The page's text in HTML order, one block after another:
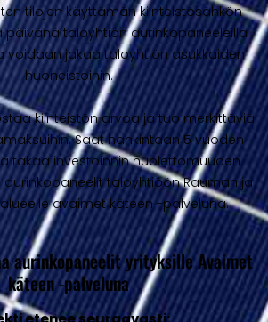
tilojen käyttämän kiinteistösähkön
päivänä taloyhtiön aurinkopaneeleilla
voidaan jakaa taloyhtiön asukkaiden
huoneistoihin.
kiinteistön arvoa ja tuo merkittäviä
Saat hankintaan 5 vuoden
takaa investoinnin huolettomuuden.
taloyhtiöön Rauman ja
avaimet käteen -palveluna.
aurinkopaneelit yrityksille Avaimet
käteen -palveluna